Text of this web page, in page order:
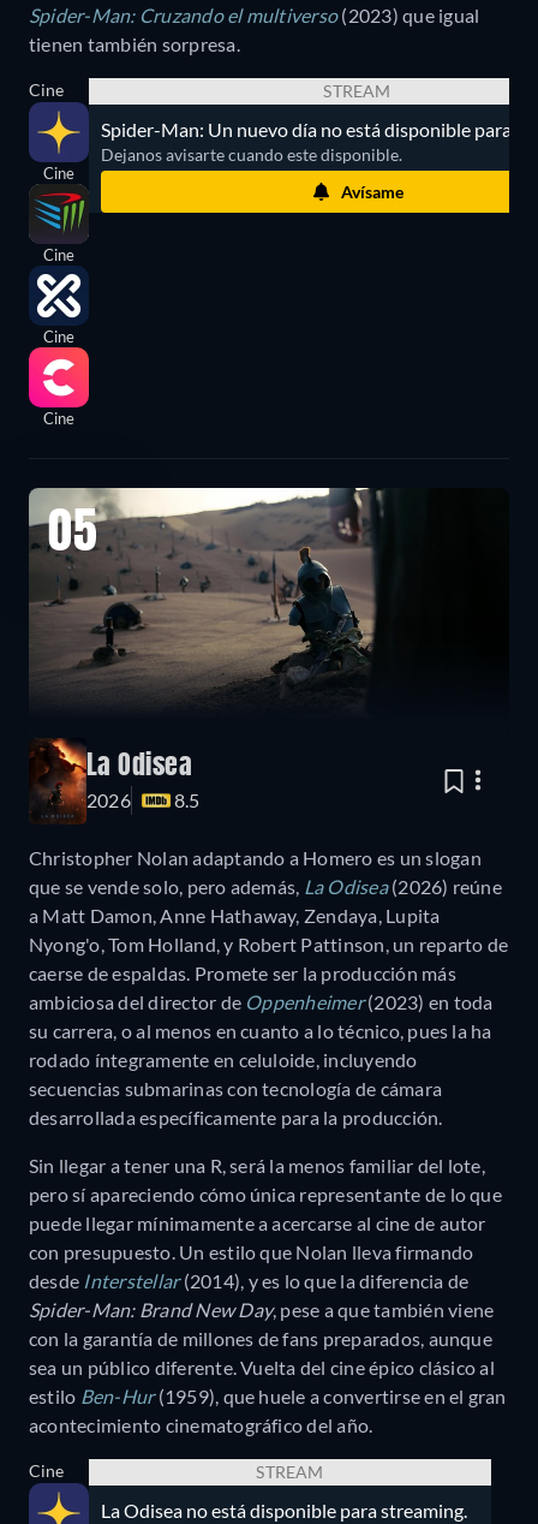
Spider-Man: Cruzando el multiverso(2023) que igual
tienen también sorpresa.
Cine
Cine
Cine
Cine
Cine
STREAM
Spider-Man: Un nuevo día no está disponible para
Dejanos avisarte cuando este disponible.
Avísame
05
La Odisea
2026 8.5
Christopher Nolan adaptando a Homero es un slogan
que se vende solo, pero además, La Odisea(2026) reúne
a Matt Damon, Anne Hathaway, Zendaya, Lupita
Nyong'o, Tom Holland, y Robert Pattinson, un reparto de
caerse de espaldas. Promete ser la producción más
ambiciosa del director de Oppenheimer(2023) en toda
su carrera, o al menos en cuanto a lo técnico, pues la ha
rodado íntegramente en celuloide, incluyendo
secuencias submarinas con tecnología de cámara
desarrollada específicamente para la producción.
Sin llegar a tener una R, será la menos familiar del lote,
pero sí apareciendo cómo única representante de lo que
puede llegar mínimamente a acercarse al cine de autor
con presupuesto. Un estilo que Nolan lleva firmando
desde Interstellar(2014), y es lo que la diferencia de
Spider-Man: Brand New Day, pese a que también viene
con la garantía de millones de fans preparados, aunque
sea un público diferente. Vuelta del cine épico clásico al
estilo Ben-Hur(1959), que huele a convertirse en el gran
acontecimiento cinematográfico del año.
Cine STREAM
La Odisea no está disponible para streaming.